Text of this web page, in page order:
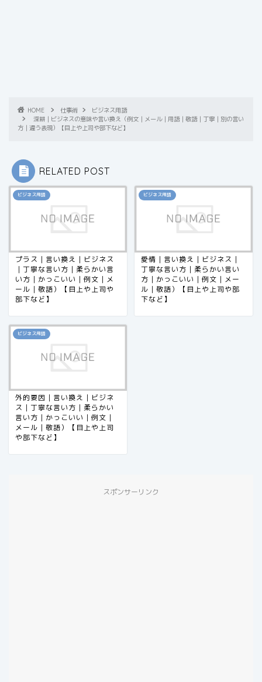
HOME 仕事術
ビジネス用語
深耕｜ビジネスの意味や言い換え（例文｜メール｜用語｜敬語｜丁寧｜別の言い
方｜違う表現）【目上や上司や部下など】
RELATED POST
ビジネス用語
プラス｜言い換え｜ビジネス
｜丁寧な言い方｜柔らかい言
い方｜かっこいい｜例文｜メ
ール｜敬語）【目上や上司や
部下など】
ビジネス用語
愛情｜言い換え｜ビジネス｜
丁寧な言い方｜柔らかい言い
方｜かっこいい｜例文｜メー
ル｜敬語）【目上や上司や部
下など】
ビジネス用語
外的要因｜言い換え｜ビジネ
ス｜丁寧な言い方｜柔らかい
言い方｜かっこいい｜例文｜
メール｜敬語）【目上や上司
や部下など】
スポンサーリンク